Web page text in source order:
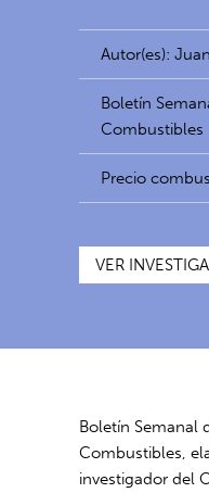
Autor(es):
Boletín
Combustibles
Precio
VER
Boletín Semanal
Combustibles,
investigador del